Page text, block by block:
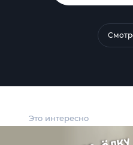
Это интересно